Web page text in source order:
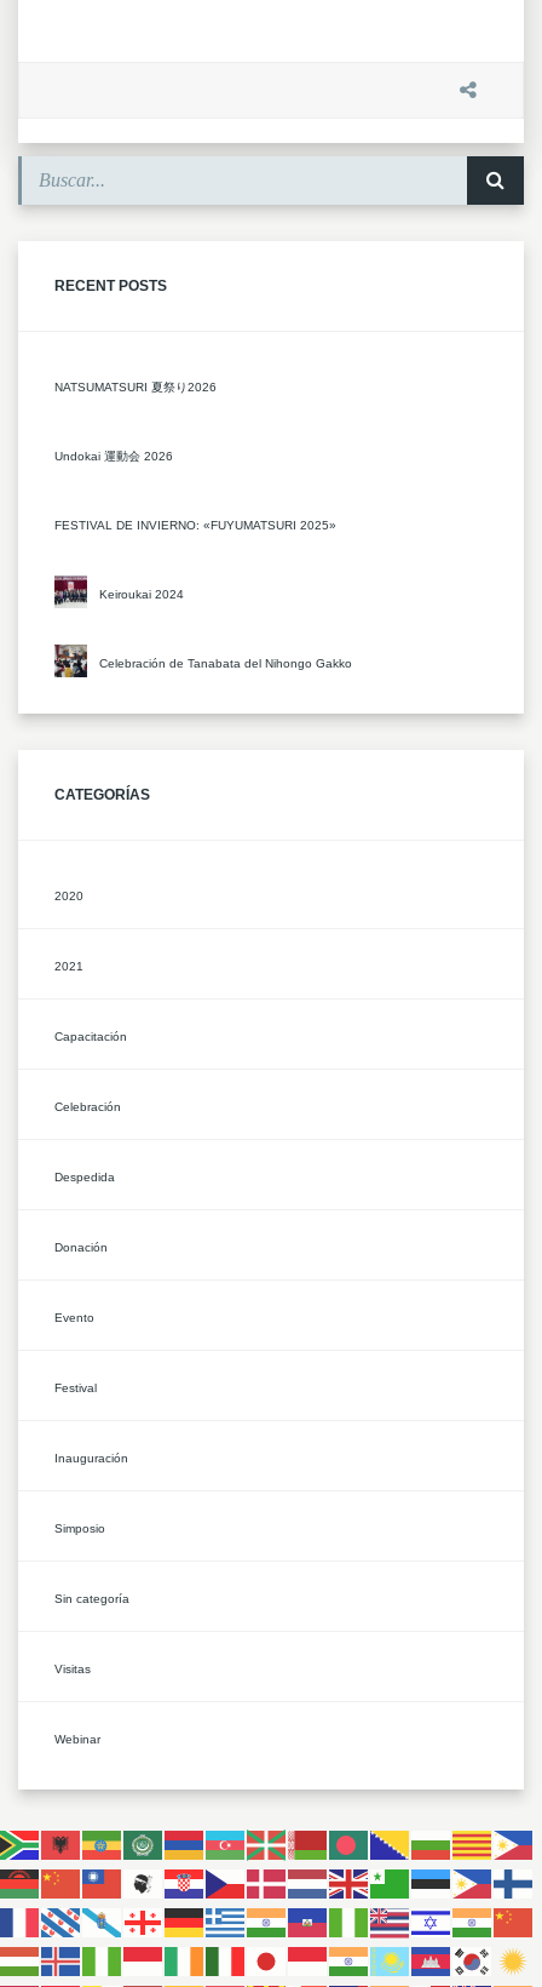
RECENT POSTS
NATSUMATSURI 夏祭り2026
Undokai 運動会 2026
FESTIVAL DE INVIERNO: «FUYUMATSURI 2025»
Keiroukai 2024
Celebración de Tanabata del Nihongo Gakko
CATEGORÍAS
2020
2021
Capacitación
Celebración
Despedida
Donación
Evento
Festival
Inauguración
Simposio
Sin categoría
Visitas
Webinar